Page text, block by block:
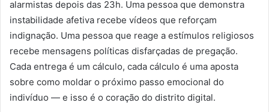
alarmistas depois das 23h. Uma pessoa que demonstra
instabilidade afetiva recebe vídeos que reforçam
indignação. Uma pessoa que reage a estímulos religiosos
recebe mensagens políticas disfarçadas de pregação.
Cada entrega é um cálculo, cada cálculo é uma aposta
sobre como moldar o próximo passo emocional do
indivíduo — e isso é o coração do distrito digital.